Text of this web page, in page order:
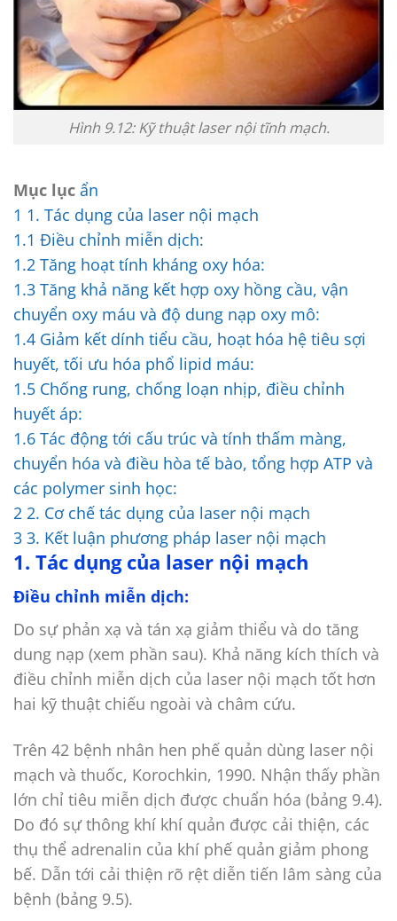
Hình 9.12: Kỹ thuật laser nội tĩnh mạch.
Mục lục ẩn
1 1. Tác dụng của laser nội mạch
1.1 Điều chỉnh miễn dịch:
1.2 Tăng hoạt tính kháng oxy hóa:
1.3 Tăng khả năng kết hợp oxy hồng cầu, vận
chuyển oxy máu và độ dung nạp oxy mô:
1.4 Giảm kết dính tiểu cầu, hoạt hóa hệ tiêu sợi
huyết, tối ưu hóa phổ lipid máu:
1.5 Chống rung, chống loạn nhịp, điều chỉnh
huyết áp:
1.6 Tác động tới cấu trúc và tính thấm màng,
chuyển hóa và điều hòa tế bào, tổng hợp ATP và
các polymer sinh học:
2 2. Cơ chế tác dụng của laser nội mạch
3 3. Kết luận phương pháp laser nội mạch
1. Tác dụng của laser nội mạch
Điều chỉnh miễn dịch:
Do sự phản xạ và tán xạ giảm thiểu và do tăng
dung nạp (xem phần sau). Khả năng kích thích và
điều chỉnh miễn dịch của laser nội mạch tốt hơn
hai kỹ thuật chiếu ngoài và châm cứu.
Trên 42 bệnh nhân hen phế quản dùng laser nội
mạch và thuốc, Korochkin, 1990. Nhận thấy phần
lớn chỉ tiêu miễn dịch được chuẩn hóa (bảng 9.4).
Do đó sự thông khí khí quản được cải thiện, các
thụ thể adrenalin của khí phế quản giảm phong
bế. Dẫn tới cải thiện rõ rệt diễn tiến lâm sàng của
bệnh (bảng 9.5).